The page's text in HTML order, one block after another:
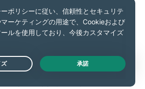
です。
ィとリソース設計
設計では、ユーザーの利用状況に合
適化することが重要です。具体的に
ァイルの分析やアプリの整理、VM
Live Chat